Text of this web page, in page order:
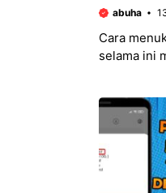
abuha
Cara
selama ini